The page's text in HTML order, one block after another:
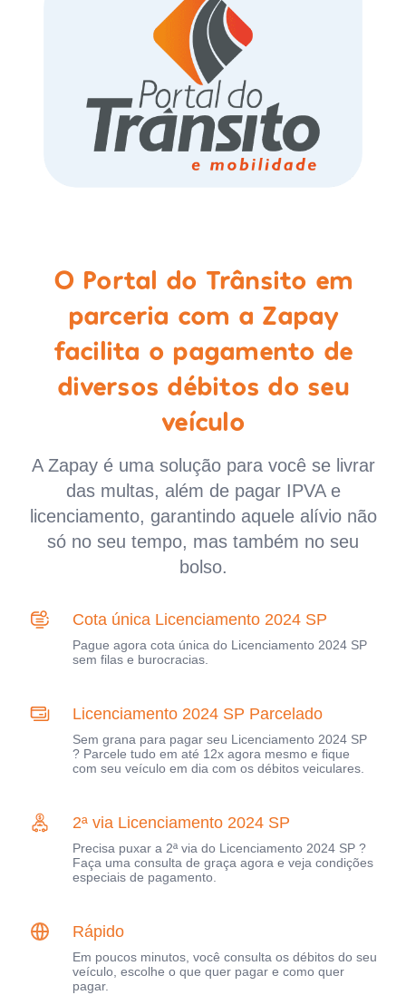
O Portal do Trânsito em
parceria com a Zapay
facilita o pagamento de
diversos débitos do seu
veículo
A Zapay é uma solução para você se livrar
das multas, além de pagar IPVA e
licenciamento, garantindo aquele alívio não
só no seu tempo, mas também no seu
bolso.
Cota única Licenciamento 2024 SP
Pague agora cota única do Licenciamento 2024 SP
sem filas e burocracias.
Licenciamento 2024 SP Parcelado
Sem grana para pagar seu Licenciamento 2024 SP
? Parcele tudo em até 12x agora mesmo e fique
com seu veículo em dia com os débitos veiculares.
2ª via Licenciamento 2024 SP
Precisa puxar a 2ª via do Licenciamento 2024 SP ?
Faça uma consulta de graça agora e veja condições
especiais de pagamento.
Rápido
Em poucos minutos, você consulta os débitos do seu
veículo, escolhe o que quer pagar e como quer
pagar.